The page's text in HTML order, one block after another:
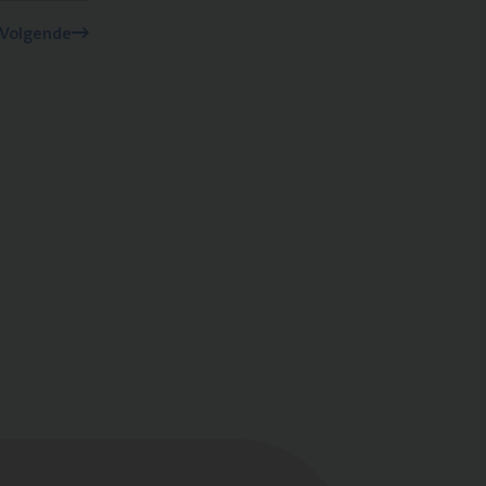
Volgende